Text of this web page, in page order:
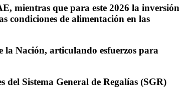
mientras que para este 2026 la inversión
condiciones de alimentación en las
Nación, articulando esfuerzos para
Sistema General de Regalías (SGR)